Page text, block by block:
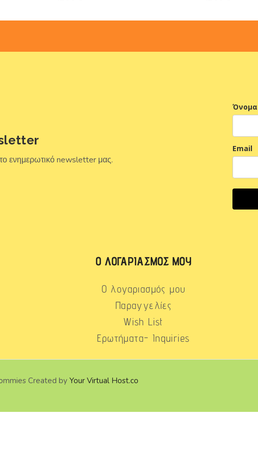
ενημερωτικό newsletter μας.
Όνομα
Email
Ο ΛΟΓΑΡΙΑΣΜΌΣ ΜΟΥ
Ο λογαριασμός μου
Παραγγελίες
Wish List
Ερωτήματα- Inquiries
Created byYour Virtual Host.co